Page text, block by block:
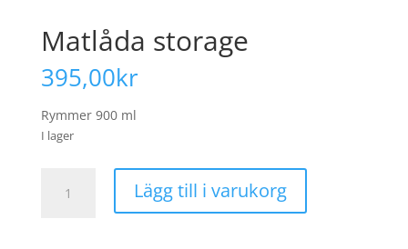
Matlåda storage
395,00kr
Rymmer 900 ml
I lager
storage
Lägg till i varukorg